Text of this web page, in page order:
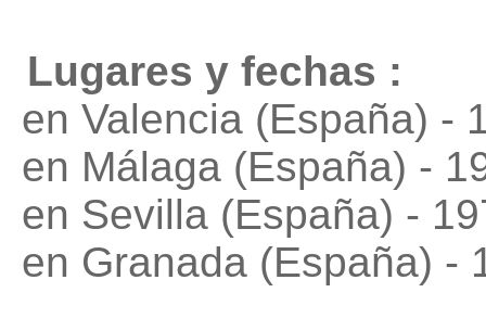
Lugares y fechas :
en Valencia (España) -
en Málaga (España) -
en Sevilla (España) -
en Granada (España) -